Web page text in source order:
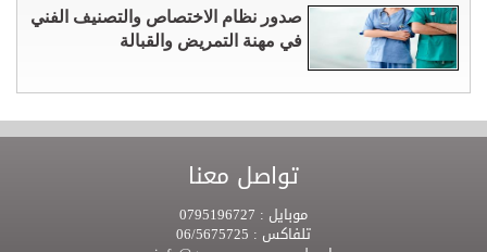
صدور نظام الاختصاص والتصنيف الفني
في مهنة التمريض والقبالة
تواصل معنا
موبايل :
تلفاكس :